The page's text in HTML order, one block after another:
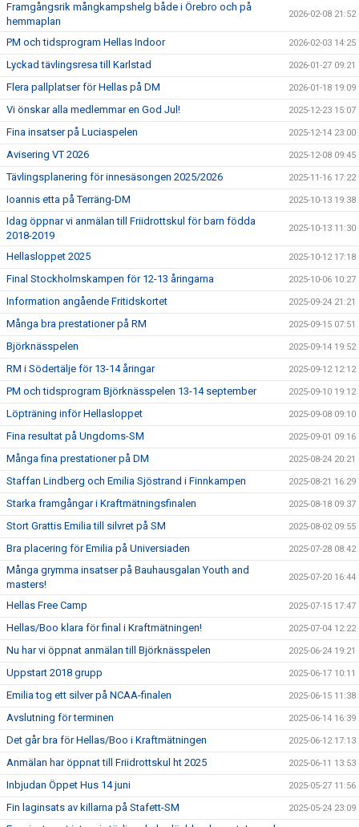
Framgångsrik mångkampshelg både i Örebro och på
hemmaplan
2026-02-08 21:52
PM och tidsprogram Hellas Indoor 2026-02-03 14:25
Lyckad tävlingsresa till Karlstad 2026-01-27 09:21
Flera pallplatser för Hellas på DM 2026-01-18 19:09
Vi önskar alla medlemmar en God Jul! 2025-12-23 15:07
Fina insatser på Luciaspelen 2025-12-14 23:00
Avisering VT 2026 2025-12-08 09:45
Tävlingsplanering för innesäsongen 2025/2026 2025-11-16 17:22
Ioannis etta på Terräng-DM 2025-10-13 19:38
Idag öppnar vi anmälan till Friidrottskul för barn födda
2018-2019
2025-10-13 11:30
Hellasloppet 2025 2025-10-12 17:18
Final Stockholmskampen för 12-13 åringarna 2025-10-06 10:27
Information angående Fritidskortet 2025-09-24 21:21
Många bra prestationer på RM 2025-09-15 07:51
Björknässpelen 2025-09-14 19:52
RM i Södertälje för 13-14 åringar 2025-09-12 12:12
PM och tidsprogram Björknässpelen 13-14 september 2025-09-10 19:12
Löpträning inför Hellasloppet 2025-09-08 09:10
Fina resultat på Ungdoms-SM 2025-09-01 09:16
Många fina prestationer på DM 2025-08-24 20:21
Staffan Lindberg och Emilia Sjöstrand i Finnkampen 2025-08-21 16:29
Starka framgångar i Kraftmätningsfinalen 2025-08-18 09:37
Stort Grattis Emilia till silvret på SM 2025-08-02 09:55
Bra placering för Emilia på Universiaden 2025-07-28 08:42
Många grymma insatser på Bauhausgalan Youth and
masters!
2025-07-20 16:44
Hellas Free Camp 2025-07-15 17:47
Hellas/Boo klara för final i Kraftmätningen! 2025-07-04 12:22
Nu har vi öppnat anmälan till Björknässpelen 2025-06-24 19:21
Uppstart 2018 grupp 2025-06-17 10:11
Emilia tog ett silver på NCAA-finalen 2025-06-15 11:38
Avslutning för terminen 2025-06-14 16:39
Det går bra för Hellas/Boo i Kraftmätningen 2025-06-12 17:13
Anmälan har öppnat till Friidrottskul ht 2025 2025-06-11 13:53
Inbjudan Öppet Hus 14 juni 2025-05-27 11:56
Fin laginsats av killarna på Stafett-SM 2025-05-24 23:09